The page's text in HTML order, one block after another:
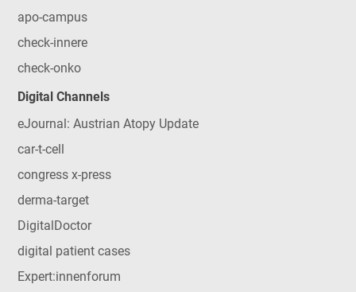
apo-campus
check-innere
check-onko
Digital Channels
eJournal: Austrian Atopy Update
car-t-cell
congress x-press
derma-target
DigitalDoctor
digital patient cases
Expert:innenforum